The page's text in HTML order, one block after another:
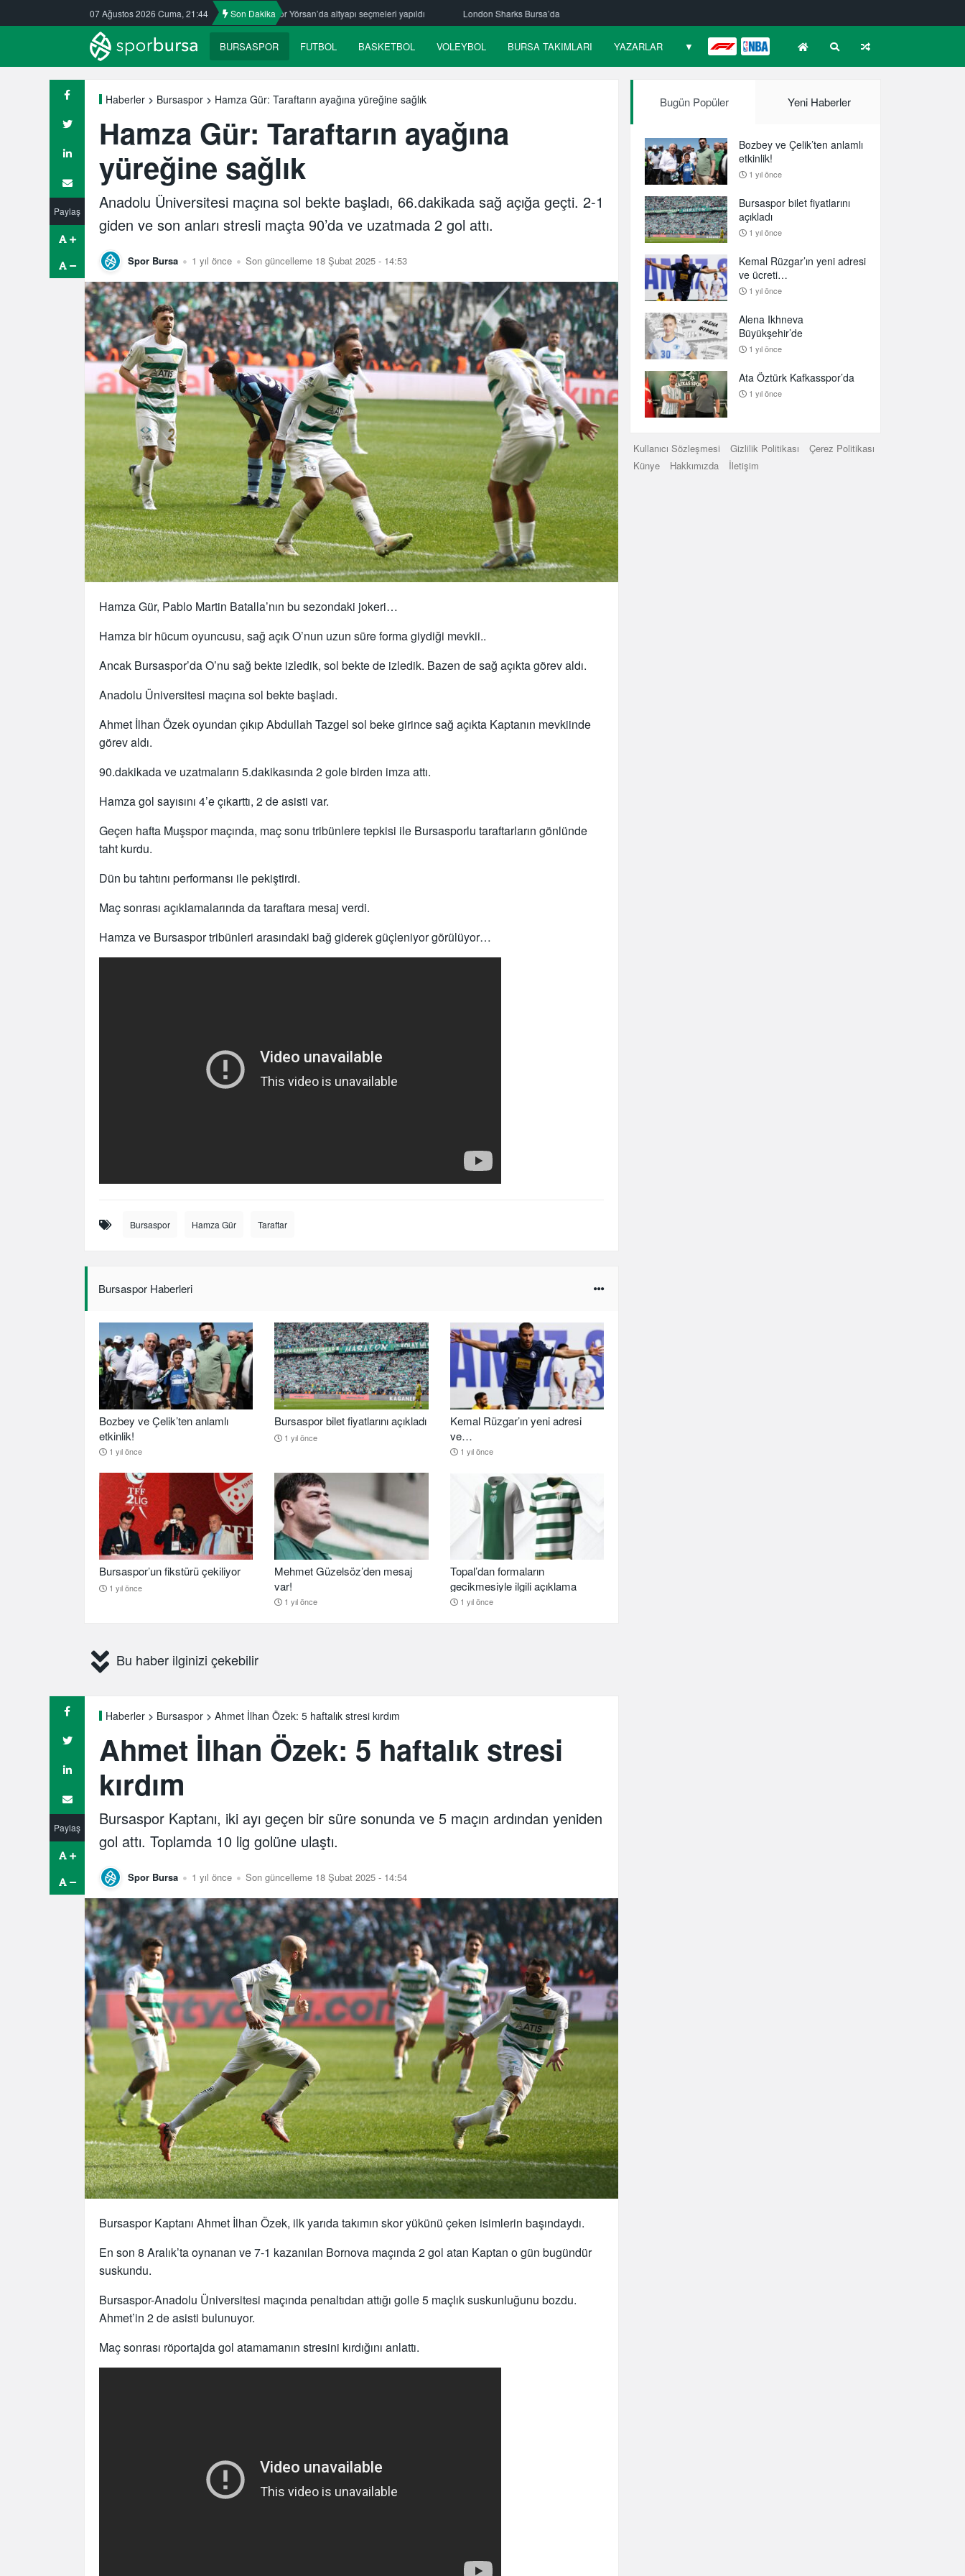
07 Ağustos 2026 Cuma, 21:44 Son Dakika
Bursaspor Yörsan’da altyapı seçmeleri yapıldı London Sharks Bursa’da
BURSASPOR FUTBOL BASKETBOL VOLEYBOL BURSA TAKIMLARI YAZARLAR ▼ F1 NBA
Paylaş
Haberler Bursaspor Hamza Gür: Taraftarın ayağına yüreğine sağlık
Hamza Gür: Taraftarın ayağına
yüreğine sağlık
Anadolu Üniversitesi maçına sol bekte başladı, 66.dakikada sağ açığa geçti. 2-1
giden ve son anları stresli maçta 90’da ve uzatmada 2 gol attı.
Spor Bursa 1 yıl önce Son güncelleme 18 Şubat 2025 - 14:53
Hamza Gür, Pablo Martin Batalla’nın bu sezondaki jokeri…
Hamza bir hücum oyuncusu, sağ açık O’nun uzun süre forma giydiği mevkii..
Ancak Bursaspor’da O’nu sağ bekte izledik, sol bekte de izledik. Bazen de sağ açıkta görev aldı.
Anadolu Üniversitesi maçına sol bekte başladı.
Ahmet İlhan Özek oyundan çıkıp Abdullah Tazgel sol beke girince sağ açıkta Kaptanın mevkiinde
görev aldı.
90.dakikada ve uzatmaların 5.dakikasında 2 gole birden imza attı.
Hamza gol sayısını 4’e çıkarttı, 2 de asisti var.
Geçen hafta Muşspor maçında, maç sonu tribünlere tepkisi ile Bursasporlu taraftarların gönlünde
taht kurdu.
Dün bu tahtını performansı ile pekiştirdi.
Maç sonrası açıklamalarında da taraftara mesaj verdi.
Hamza ve Bursaspor tribünleri arasındaki bağ giderek güçleniyor görülüyor…
Bursaspor Hamza Gür Taraftar
Bursaspor Haberleri
Bozbey ve Çelik’ten anlamlı
etkinlik!
1 yıl önce
Bursaspor bilet fiyatlarını açıkladı
1 yıl önce
Kemal Rüzgar’ın yeni adresi
ve…
1 yıl önce
Bursaspor’un fikstürü çekiliyor
1 yıl önce
Mehmet Güzelsöz’den mesaj
var!
1 yıl önce
Topal’dan formaların
gecikmesiyle ilgili açıklama
1 yıl önce
Bu haber ilginizi çekebilir
Paylaş
Haberler Bursaspor Ahmet İlhan Özek: 5 haftalık stresi kırdım
Ahmet İlhan Özek: 5 haftalık stresi
kırdım
Bursaspor Kaptanı, iki ayı geçen bir süre sonunda ve 5 maçın ardından yeniden
gol attı. Toplamda 10 lig golüne ulaştı.
Spor Bursa 1 yıl önce Son güncelleme 18 Şubat 2025 - 14:54
Bursaspor Kaptanı Ahmet İlhan Özek, ilk yarıda takımın skor yükünü çeken isimlerin başındaydı.
En son 8 Aralık’ta oynanan ve 7-1 kazanılan Bornova maçında 2 gol atan Kaptan o gün bugündür
suskundu.
Bursaspor-Anadolu Üniversitesi maçında penaltıdan attığı golle 5 maçlık suskunluğunu bozdu.
Ahmet’in 2 de asisti bulunuyor.
Maç sonrası röportajda gol atamamanın stresini kırdığını anlattı.
Bugün Popüler Yeni Haberler
Bozbey ve Çelik’ten anlamlı
etkinlik!
1 yıl önce
Bursaspor bilet fiyatlarını
açıkladı
1 yıl önce
Kemal Rüzgar’ın yeni adresi
ve ücreti…
1 yıl önce
Alena Ikhneva
Büyükşehir’de
1 yıl önce
Ata Öztürk Kafkasspor’da
1 yıl önce
Kullanıcı Sözleşmesi Gizlilik Politikası
Çerez Politikası
Künye
Hakkımızda İletişim